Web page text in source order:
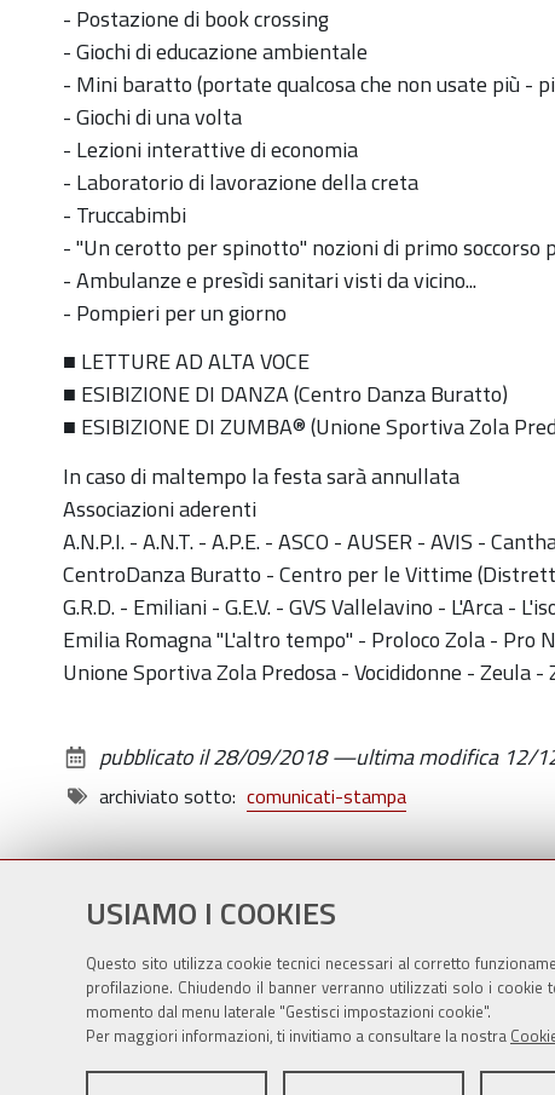
USIAMO I COOKIES
Questo sito utilizza cookie tecnici necessari al corretto
profilazione. Chiudendo il banner verranno utilizzati solo i
momento dal menu laterale "Gestisci impostazioni cookie".
Per maggiori informazioni, ti invitiamo a consultare la nostra
- Postazione di book crossing
- Giochi di educazione ambientale
- Mini baratto (portate qualcosa che non usate più -
- Giochi di una volta
- Lezioni interattive di economia
- Laboratorio di lavorazione della creta
- Truccabimbi
- "Un cerotto per spinotto" nozioni di primo soccorso
- Ambulanze e presìdi sanitari visti da vicino...
- Pompieri per un giorno
■ LETTURE AD ALTA VOCE
■ ESIBIZIONE DI DANZA (Centro Danza Buratto)
■ ESIBIZIONE DI ZUMBA® (Unione Sportiva Zola
In caso di maltempo la festa sarà annullata
Associazioni aderenti
A.N.P.I. - A.N.T. - A.P.E. - ASCO - AUSER - AVIS -
CentroDanza Buratto - Centro per le Vittime
G.R.D. - Emiliani - G.E.V. - GVS Vallelavino - L'Arca -
Emilia Romagna "L'altro tempo" - Proloco Zola - Pro
Unione Sportiva Zola Predosa - Vocididonne - Zeula -
pubblicato il28/09/2018—ultima modifica 12/
archiviato sotto: comunicati-stampa
Sito istituzionale Comune di Zola Predosa